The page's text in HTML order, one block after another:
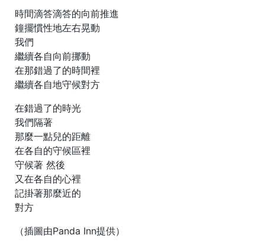
時間滴答滴答的向前推進
鐘擺慣性地左右晃動
我們
繼續各自向前挪動
在那錯過了的時間裡
繼續各自地守候對方
在錯過了的時光
我們隔著
那麼一點兒的距離
在各自的守候區裡
守候著 然後
又在各自的心裡
記掛著那麼近的
對方
（插圖由Panda Inn提供）